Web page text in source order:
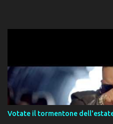
Votate il tormentone